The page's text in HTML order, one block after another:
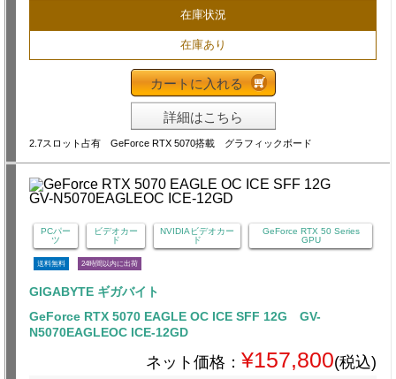
在庫状況
在庫あり
カートに入れる
詳細はこちら
2.7スロット占有 GeForce RTX 5070搭載 グラフィックボード
PCパー
ツ
ビデオカー
ド
NVIDIAビデオカー
ド
GeForce RTX 50 Series
GPU
送料無料 24時間以内に出荷
GIGABYTE ギガバイト
GeForce RTX 5070 EAGLE OC ICE SFF 12G GV-
N5070EAGLEOC ICE-12GD
ネット価格： ¥157,800(税込)